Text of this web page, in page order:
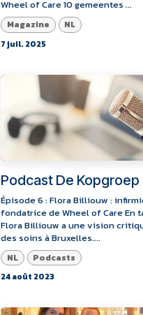
Wheel of Care 10 gemeentes ...
Magazine NL
7 juil. 2025
Podcast De Kopgroep
Épisode 6 : Flora Billiouw :
fondatrice de Wheel of Care En
Flora Billiouw a une vision
des soins à Bruxelles....
NL Podcasts
24 août 2023